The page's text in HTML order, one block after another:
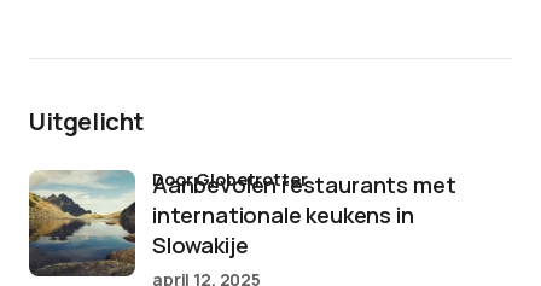
Uitgelicht
Aanbevolen restaurants met
internationale keukens in
Slowakije
door Globetrotter
april 12, 2025